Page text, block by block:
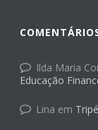
Ilda Maria
Educação
Lina em